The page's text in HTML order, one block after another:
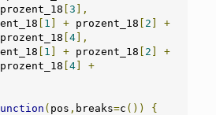
prozent_18 [3 ],
prozent_18
[ 1 ] + prozent_18 [ 2 ]
+
prozent_18 [4],
prozent_18
[ 1 ] + prozent_18 [ 2 ]
+
prozent_18 [4]
+
( pos , breaks=c ())
{